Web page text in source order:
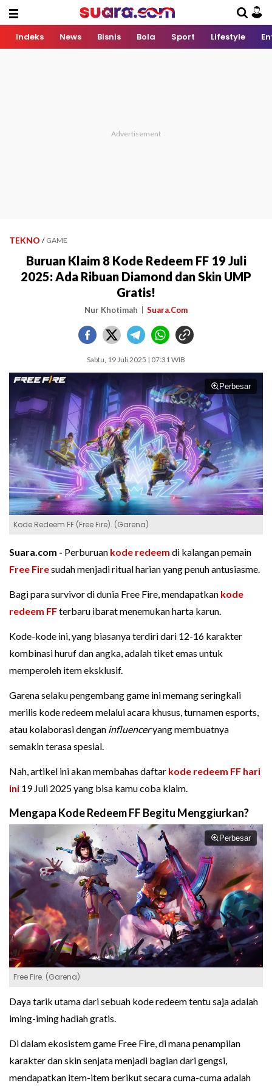
Indeks News Bisnis Bola Sport Lifestyle
TEKNO / GAME
Buruan Klaim 8 Kode Redeem FF 19 Juli
2025: Ada Ribuan Diamond dan Skin UMP
Gratis!
Nur Khotimah Suara.Com
Sabtu, 19 Juli 2025 | 07:31 WIB
Perbesar
Kode Redeem FF (Free Fire). (Garena)
Suara.com - Perburuan kode redeem di kalangan pemain
Free Firesudah menjadi ritual harian yang penuh antusiasme.
Bagi para survivor di dunia Free Fire, mendapatkan kode
redeem FFterbaru ibarat menemukan harta karun.
Kode-kode ini, yang biasanya terdiri dari 12-16 karakter
kombinasi huruf dan angka, adalah tiket emas untuk
memperoleh item eksklusif.
Garena selaku pengembang game ini memang seringkali
merilis kode redeem melalui acara khusus, turnamen esports,
atau kolaborasi dengan influenceryang membuatnya
semakin terasa spesial.
Nah, artikel ini akan membahas daftar kode redeem FF hari
ini 19 Juli 2025 yang bisa kamu coba klaim.
Mengapa Kode Redeem FF Begitu Menggiurkan?
Perbesar
Free Fire. (Garena)
Daya tarik utama dari sebuah kode redeem tentu saja adalah
iming-iming hadiah gratis.
Di dalam ekosistem game Free Fire, di mana penampilan
karakter dan skin senjata menjadi bagian dari gengsi,
mendapatkan item-item berikut secara cuma-cuma adalah